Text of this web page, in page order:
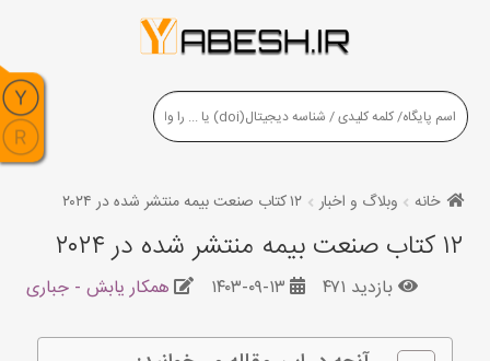
خانه وبلاگ و اخبار ۱۲ کتاب صنعت بیمه منتشر شده در ۲۰۲۴
۱۲ کتاب صنعت بیمه منتشر شده در ۲۰۲۴
همکار یابش - جباری ۱۴۰۳-۰۹-۱۳